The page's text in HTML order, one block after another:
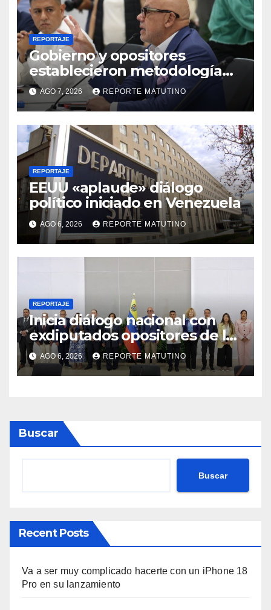
REPORTAJE
Gobierno y opositores
establecieron metodología
para el proceso de diálogo en
Venezuela
AGO 7, 2026 REPORTE MATUTINO
REPORTAJE
EEUU «aplaude» diálogo
político iniciado en Venezuela
AGO 6, 2026 REPORTE MATUTINO
REPORTAJE
Inicia diálogo nacional con
exdiputados opositores de la
AN de 2015
AGO 6, 2026 REPORTE MATUTINO
Buscar
Buscar
Recent Posts
Va a ser muy complicado hacerte con un iPhone 18
Pro en su lanzamiento